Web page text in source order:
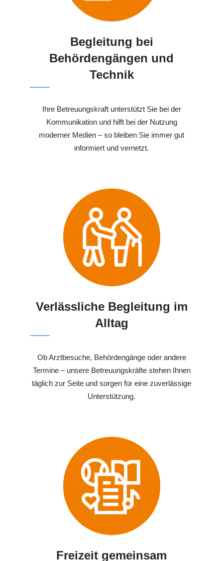
Begleitung bei
Behördengängen und
Technik
Ihre Betreuungskraft unterstützt Sie bei der
Kommunikation und hilft bei der Nutzung
moderner Medien – so bleiben Sie immer gut
informiert und vernetzt.
Verlässliche Begleitung im
Alltag
Ob Arztbesuche, Behördengänge oder andere
Termine – unsere Betreuungskräfte stehen Ihnen
täglich zur Seite und sorgen für eine zuverlässige
Unterstützung.
Freizeit gemeinsam